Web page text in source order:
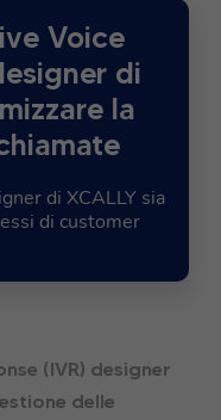
Voice
di
la
di XCALLY sia
di customer
(IVR) designer
delle